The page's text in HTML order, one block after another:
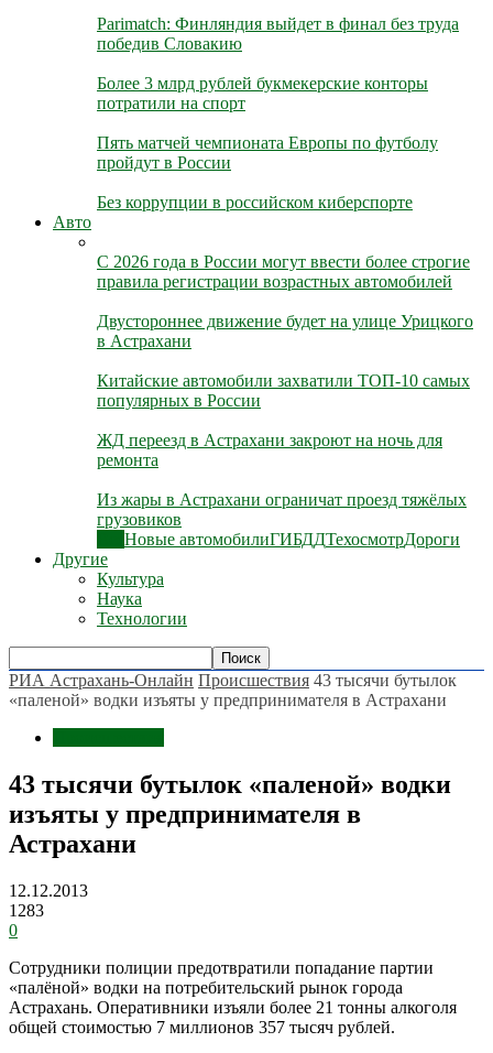
Parimatch: Финляндия выйдет в финал без труда
победив Словакию
Более 3 млрд рублей букмекерские конторы
потратили на спорт
Пять матчей чемпионата Европы по футболу
пройдут в России
Без коррупции в российском киберспорте
Авто
С 2026 года в России могут ввести более строгие
правила регистрации возрастных автомобилей
Двустороннее движение будет на улице Урицкого
в Астрахани
Китайские автомобили захватили ТОП-10 самых
популярных в России
ЖД переезд в Астрахани закроют на ночь для
ремонта
Из жары в Астрахани ограничат проезд тяжёлых
грузовиков
Новые автомобилиГИБДДТехосмотрДороги
Другие
Культура
Наука
Технологии
РИА Астрахань-Онлайн Происшествия 43 тысячи бутылок
«паленой» водки изъяты у предпринимателя в Астрахани
43 тысячи бутылок «паленой» водки
изъяты у предпринимателя в
Астрахани
12.12.2013
1283
0
Сотрудники полиции предотвратили попадание партии
«палёной» водки на потребительский рынок города
Астрахань. Оперативники изъяли более 21 тонны алкоголя
общей стоимостью 7 миллионов 357 тысяч рублей.